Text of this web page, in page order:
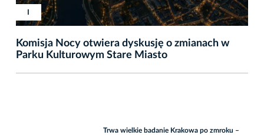
Komisja Nocy otwiera dyskusję o zmianach w
Parku Kulturowym Stare Miasto
Trwa wielkie badanie Krakowa po zmroku –